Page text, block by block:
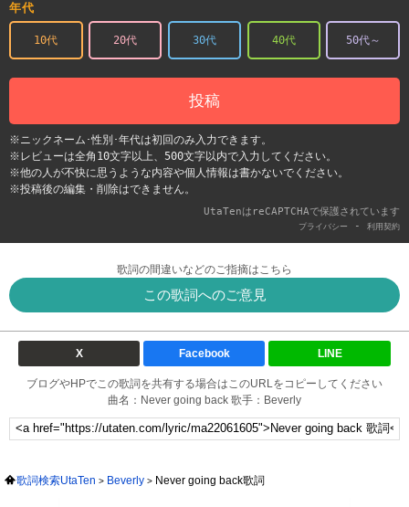
年代
10代 20代 30代 40代 50代～
投稿
※ニックネーム･性別･年代は初回のみ入力できます。
※レビューは全角10文字以上、500文字以内で入力してください。
※他の人が不快に思うような内容や個人情報は書かないでください。
※投稿後の編集・削除はできません。
UtaTenはreCAPTCHAで保護されています
プライバシー - 利用契約
歌詞の間違いなどのご指摘はこちら
この歌詞へのご意見
X Facebook LINE
ブログやHPでこの歌詞を共有する場合はこのURLをコピーしてください
曲名：Never going back 歌手：Beverly
歌詞検索UtaTen Beverly Never going back歌詞